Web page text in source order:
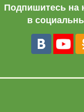
Подпишитесь на
в